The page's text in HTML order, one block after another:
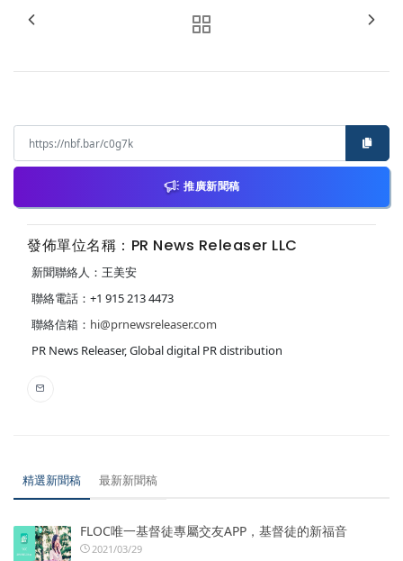
推廣新聞稿
發佈單位名稱：PR News Releaser LLC
新聞聯絡人：王美安
聯絡電話：+1 915 213 4473
聯絡信箱： hi@prnewsreleaser.com
PR News Releaser, Global digital PR distribution
精選新聞稿 最新新聞稿
FLOC唯一基督徒專屬交友APP，基督徒的新福音
2021/03/29